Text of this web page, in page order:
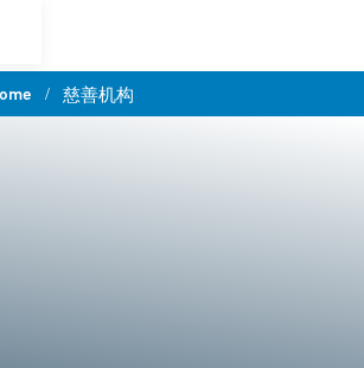
/ 慈善机构